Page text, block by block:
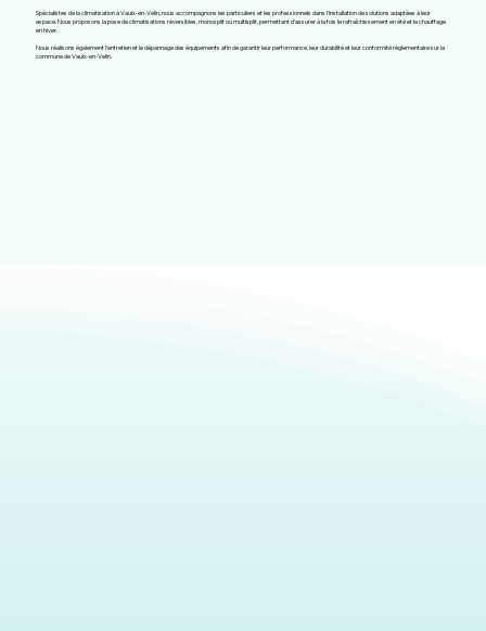
Spécialistes de la climatisation à Vaulx-en-Velin, nous accompagnons les particuliers et les professionnels dans l’installation de solutions adaptées à leur
espace. Nous proposons la pose de climatisations réversibles, monosplit ou multisplit, permettant d’assurer à la fois le rafraîchissement en été et le chauffage
en hiver.
Nous réalisons également l’entretien et le dépannage des équipements afin de garantir leur performance, leur durabilité et leur conformité réglementaire sur la
commune de Vaulx-en-Velin.